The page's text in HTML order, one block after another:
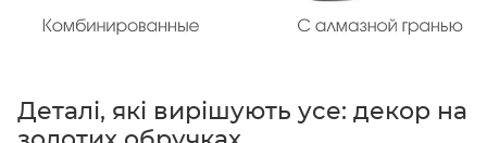
Деталі, які вирішують усе: декор на